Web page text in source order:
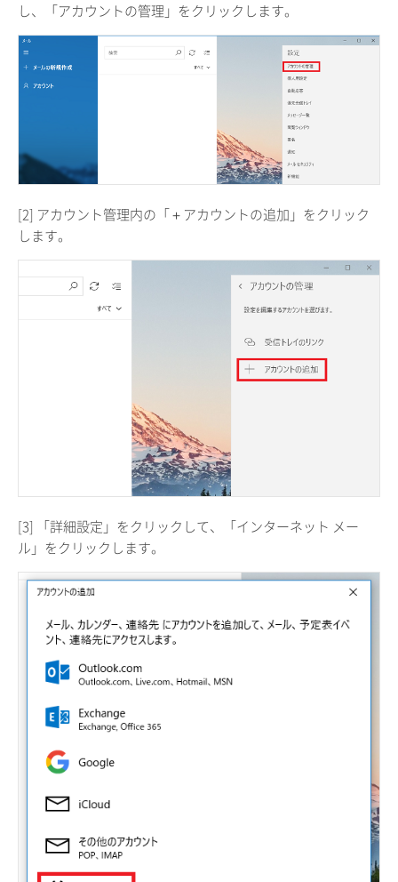
し、「アカウントの管理」をクリックします。
[2] アカウント管理内の「＋アカウントの追加」をクリック
します。
[3] 「詳細設定」をクリックして、「インターネット メー
ル」をクリックします。